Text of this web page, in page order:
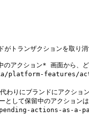
トランザクションを取り消
ション* 画面から、どの
りにブランドにアクション
actions-as-a-